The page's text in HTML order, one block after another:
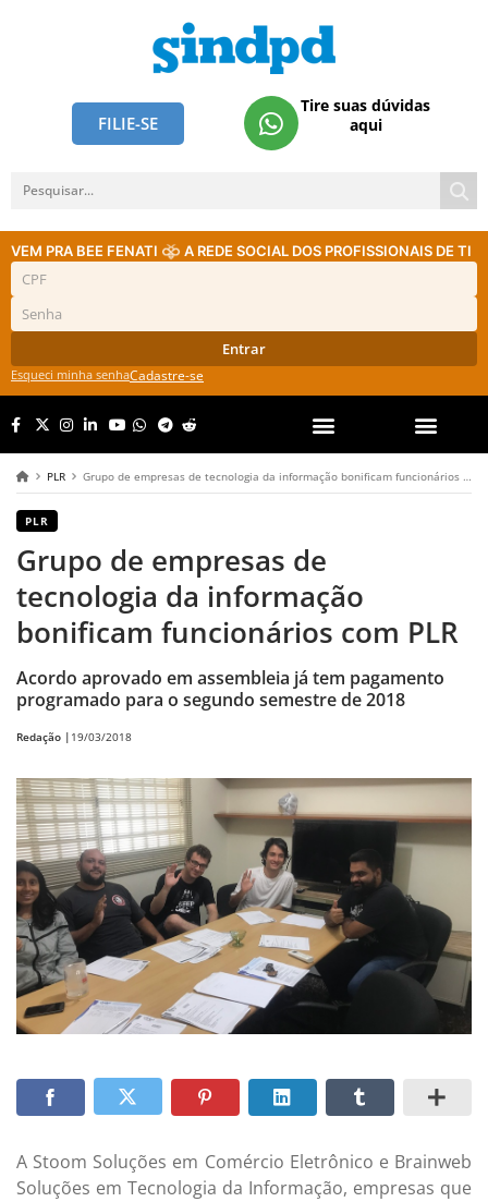
FILIE-SE
Tire suas dúvidas
aqui
VEM PRA BEE FENATI A REDE SOCIAL DOS PROFISSIONAIS DE TI
Entrar
Esqueci minha senhaCadastre-se
PLR Grupo de empresas de tecnologia da informação bonificam funcionários com PLR
PLR
Grupo de empresas de
tecnologia da informação
bonificam funcionários com PLR
Acordo aprovado em assembleia já tem pagamento
programado para o segundo semestre de 2018
Redação | 19/03/2018
A Stoom Soluções em Comércio Eletrônico e Brainweb
Soluções em Tecnologia da Informação, empresas que